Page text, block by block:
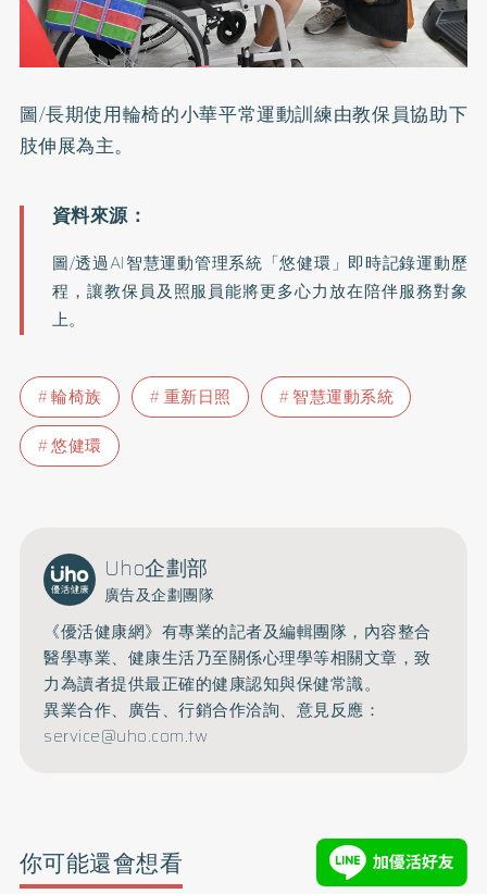
圖/長期使用輪椅的小華平常運動訓練由教保員協助下
肢伸展為主。
圖/透過AI智慧運動管理系統「悠健環」即時記錄運動歷
程，讓教保員及照服員能將更多心力放在陪伴服務對象
上。
輪椅族 重新日照
智慧運動系統
悠健環
Uho企劃部
廣告及企劃團隊
《優活健康網》有專業的記者及編輯團隊，內容整合
醫學專業、健康生活乃至關係心理學等相關文章，致
力為讀者提供最正確的健康認知與保健常識。
異業合作、廣告、行銷合作洽詢、意見反應：
service@uho.com.tw
你可能還會想看